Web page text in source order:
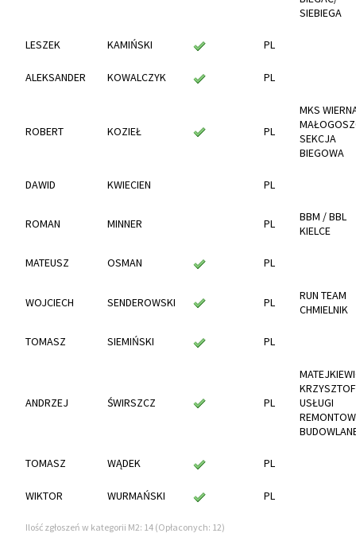
SIEBIEGA
LESZEK KAMIŃSKI PL
ALEKSANDER KOWALCZYK PL
ROBERT KOZIEŁ PL
MKS
SEKCJA
BIEGOWA
DAWID KWIECIEN PL
ROMAN MINNER PL
BBM / BBL
KIELCE
MATEUSZ OSMAN PL
WOJCIECH SENDEROWSKI PL
RUN TEAM
CHMIELNIK
TOMASZ SIEMIŃSKI PL
ANDRZEJ ŚWIRSZCZ PL
KRZYSZTOF
USŁUGI
TOMASZ WĄDEK PL
WIKTOR WURMAŃSKI PL
Ilość zgłoszeń w kategorii M2: 14 (Opłaconych: 12)